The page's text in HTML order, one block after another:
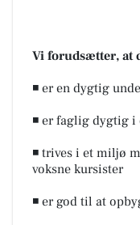
Vi forudsætter, at
◾ er en dygtig
◾ er faglig dygtig
◾ trives i et miljø
voksne kursister
◾ er god til at